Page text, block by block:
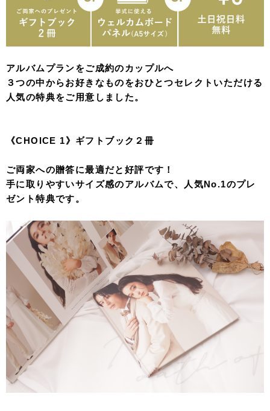
アルバムプランをご成約のカップルへ
３つの中からお好きなものをおひとつセレクトいただける
人気の特典をご用意しました。
《CHOICE 1》ギフトブック２冊
ご両家への贈答に最適だと好評です！
手に取りやすいサイズ感のアルバムで、人気No.1のプレ
ゼント特典です。